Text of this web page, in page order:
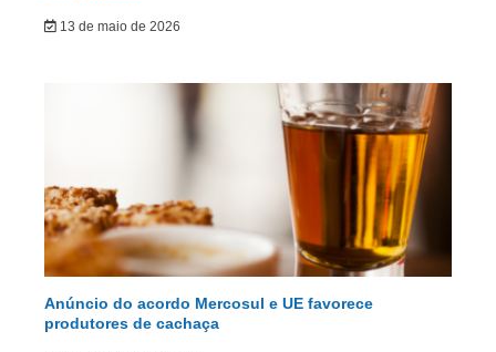
13 de maio de 2026
Anúncio do acordo Mercosul e UE favorece
produtores de cachaça